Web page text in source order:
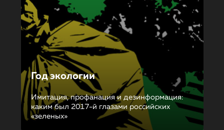
Год экологии
Имитация, профанация и дезинформация:
каким был 2017-й глазами российских
«зеленых»